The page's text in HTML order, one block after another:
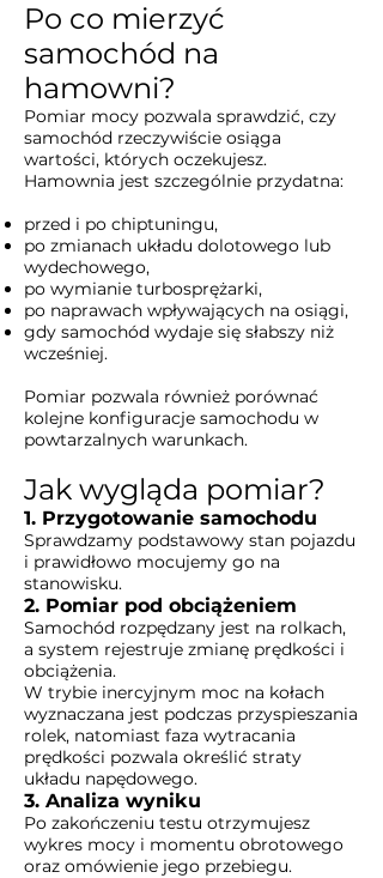
Po co mierzyć
samochód na
hamowni?
Pomiar mocy pozwala sprawdzić, czy
samochód rzeczywiście osiąga
wartości, których oczekujesz.
Hamownia jest szczególnie przydatna:
przed i po chiptuningu,
po zmianach układu dolotowego lub
wydechowego,
po wymianie turbosprężarki,
po naprawach wpływających na osiągi,
gdy samochód wydaje się słabszy niż
wcześniej.
Pomiar pozwala również porównać
kolejne konfiguracje samochodu w
powtarzalnych warunkach.
Jak wygląda pomiar?
1. Przygotowanie samochodu
Sprawdzamy podstawowy stan pojazdu
i prawidłowo mocujemy go na
stanowisku.
2. Pomiar pod obciążeniem
Samochód rozpędzany jest na rolkach,
a system rejestruje zmianę prędkości i
obciążenia.
W trybie inercyjnym moc na kołach
wyznaczana jest podczas przyspieszania
rolek, natomiast faza wytracania
prędkości pozwala określić straty
układu napędowego.
3. Analiza wyniku
Po zakończeniu testu otrzymujesz
wykres mocy i momentu obrotowego
oraz omówienie jego przebiegu.